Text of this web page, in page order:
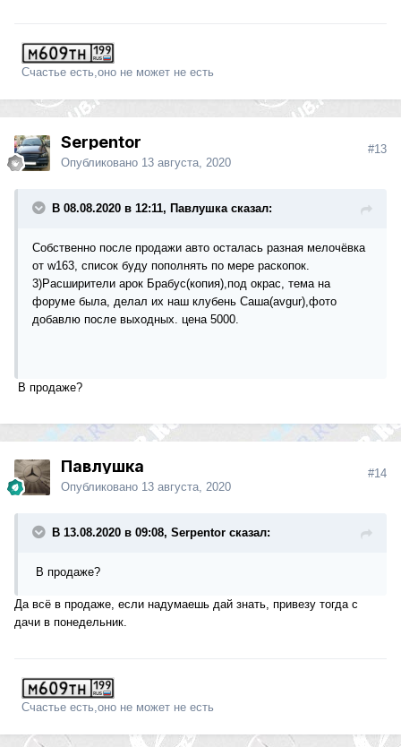
Счастье есть,оно не может не есть
Serpentor
Опубликовано 13 августа, 2020
#13
В 08.08.2020 в 12:11, Павлушка сказал:
Собственно после продажи авто осталась разная мелочёвка
от w163, список буду пополнять по мере раскопок.
3)Расширители арок Брабус(копия),под окрас, тема на
форуме была, делал их наш клубень Саша(avgur),фото
добавлю после выходных. цена 5000.
В продаже?
Павлушка
Опубликовано 13 августа, 2020
#14
В 13.08.2020 в 09:08, Serpentor сказал:
В продаже?
Да всё в продаже, если надумаешь дай знать, привезу тогда с
дачи в понедельник.
Счастье есть,оно не может не есть